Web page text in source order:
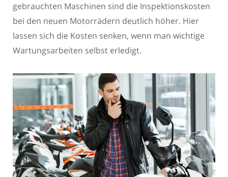
gebrauchten Maschinen sind die Inspektionskosten
bei den neuen Motorrädern deutlich höher. Hier
lassen sich die Kosten senken, wenn man wichtige
Wartungsarbeiten selbst erledigt.